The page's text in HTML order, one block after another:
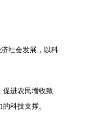
社会发展，以科
促进农民增收致
科技支撑。